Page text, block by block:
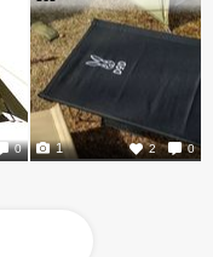
0 2 0
1